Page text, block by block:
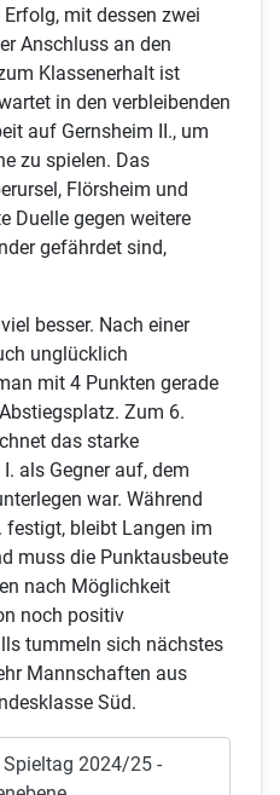
mit dessen zwei
Anschluss an den
Klassenerhalt ist
in den verbleibenden
auf Gernsheim II., um
zu spielen. Das
Flörsheim und
Duelle gegen weitere
gefährdet sind,
besser. Nach einer
unglücklich
mit 4 Punkten gerade
Zum 6.
das starke
als Gegner auf, dem
war. Während
bleibt Langen im
muss die Punktausbeute
nach Möglichkeit
noch positiv
tummeln sich nächstes
Mannschaften aus
Süd.
2024/25 -